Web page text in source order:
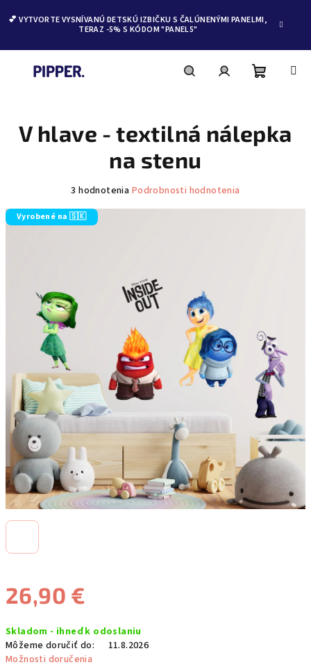
obsah
💕 VYTVORTE VYSNÍVANÚ DETSKÚ IZBIČKU S ČALÚNENÝMI PANELMI,
TERAZ -5% S KÓDOM "PANEL5"
košík
26,90 €
cena:
Skladom - ihneď k odoslaniu
Môžeme doručiť do:
11.8.2026
Možnosti doručenia
V hlave - textilná nálepka
na stenu
produktu
3 hodnotenia Podrobnosti hodnotenia
Vyrobené na 🇸🇰